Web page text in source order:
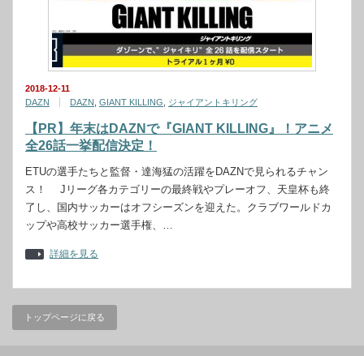
2018-12-11
DAZN
DAZN GIANT KILLING ジャイアントキリング
【PR】年末はDAZNで『GIANT KILLING』！アニメ
全26話一挙配信決定！
ETUの選手たちと監督・達海猛の活躍をDAZNで見られるチャン
ス！ Jリーグ各カテゴリーの最終戦やプレーオフ、天皇杯も終
了し、国内サッカーはオフシーズンを迎えた。クラブワールドカ
ップや高校サッカー選手権、…
詳細を見る
トップページに戻る